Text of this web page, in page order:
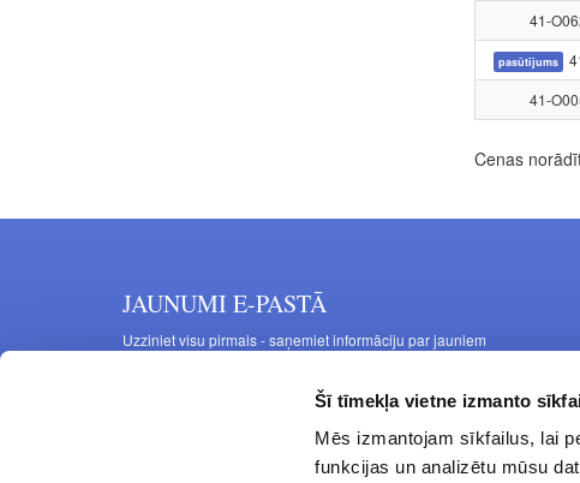
Šī tīmekļa vietne izmanto
Mēs izmantojam sīkfailus, lai
funkcijas un analizētu mūsu
41-
pasūtījums
41-
Cenas
JAUNUMI E-PASTĀ
Uzziniet visu pirmais - saņemiet informāciju par jauniem